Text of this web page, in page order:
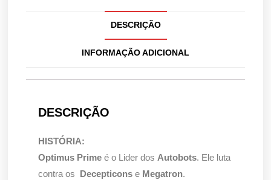
DESCRIÇÃO
INFORMAÇÃO ADICIONAL
DESCRIÇÃO
HISTÓRIA:
Optimus Prime é o Lider dos Autobots. Ele luta
contra os Decepticons e Megatron.